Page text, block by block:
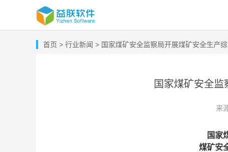
首页 > 行业新闻 > 国家煤矿安全监察局开展煤矿安全生产
国家煤矿安全
来
国家
煤矿安